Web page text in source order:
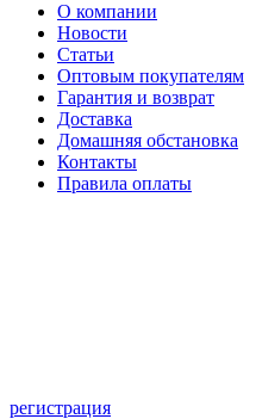
О компании
Новости
Статьи
Оптовым покупателям
Гарантия и возврат
Доставка
Домашняя обстановка
Контакты
Правила оплаты
регистрация